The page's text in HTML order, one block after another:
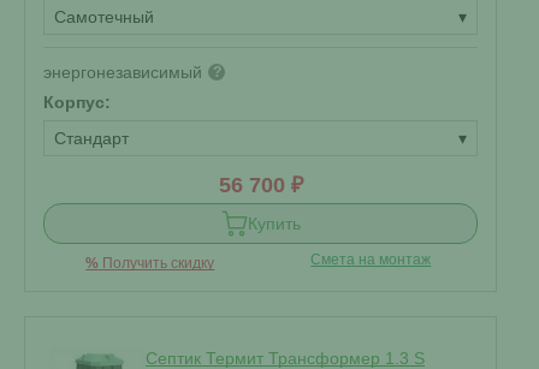
Самотечный
▾
энергонезависимый ?
Корпус:
Стандарт
▾
56 700 ₽
Купить
% Получить скидку Смета на монтаж
Септик Термит Трансформер 1.3 S